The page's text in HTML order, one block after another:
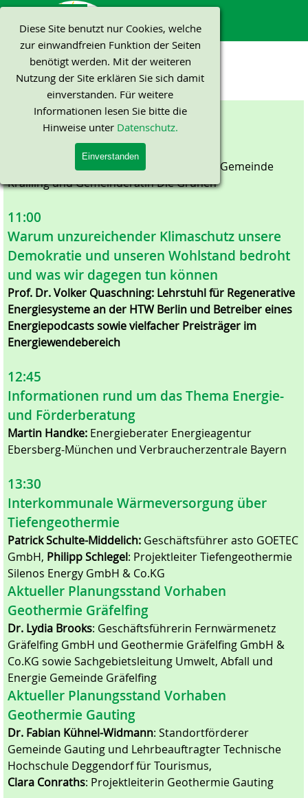
Diese Site benutzt nur Cookies, welche
zur einwandfreien Funktion der Seiten
benötigt werden. Mit der weiteren
Nutzung der Site erklären Sie sich damit
einverstanden. Für weitere
Informationen lesen Sie bitte die
Hinweise unter Datenschutz.
Einverstanden
Direkt zum SeiteninhaltMenü überspringen
Programm 2024
Dokumente > Veranstaltungs-Archiv > 2024
Zeitplan
Grußwort und Eröffnung
Ricarda Weimar:
Zweite Bürgermeisterin Gemeinde
Krailling und Gemeinderätin Die Grünen
11:00
Warum unzureichender Klimaschutz unsere
Demokratie und unseren Wohlstand bedroht
und was wir dagegen tun können
Prof. Dr. Volker Quaschning: Lehrstuhl für Regenerative
Energiesysteme an der HTW Berlin und Betreiber eines
Energiepodcasts sowie vielfacher Preisträger im
Energiewendebereich
12:45
Informationen rund um das Thema Energie-
und Förderberatung
Martin Handke: Energieberater Energieagentur
Ebersberg-München und Verbraucherzentrale Bayern
13:30
Interkommunale Wärmeversorgung über
Tiefengeothermie
Patrick Schulte-Middelich: Geschäftsführer asto GOETEC
GmbH, Philipp Schlegel: Projektleiter Tiefengeothermie
Silenos Energy GmbH & Co.KG
Aktueller Planungsstand Vorhaben
Geothermie Gräfelfing
Dr. Lydia Brooks: Geschäftsführerin Fernwärmenetz
Gräfelfing GmbH und Geothermie Gräfelfing GmbH &
Co.KG sowie Sachgebietsleitung Umwelt, Abfall und
Energie Gemeinde Gräfelfing
Aktueller Planungsstand Vorhaben
Geothermie Gauting
Dr. Fabian Kühnel-Widmann: Standortförderer
Gemeinde Gauting und Lehrbeauftragter Technische
Hochschule Deggendorf für Tourismus,
Clara Conraths: Projektleiterin Geothermie Gauting